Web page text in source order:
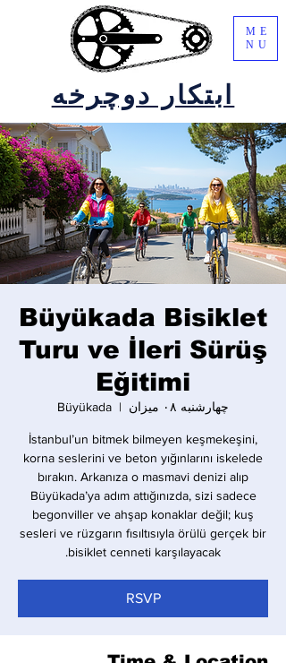
ابتکار دوچرخه
ME
NU
Büyükada Bisiklet
Turu ve İleri Sürüş
Eğitimi
چهارشنبه ۰۸ میزان
  |
Büyükada
İstanbul’un bitmek bilmeyen keşmekeşini,
korna seslerini ve beton yığınlarını iskelede
bırakın. Arkanıza o masmavi denizi alıp
Büyükada’ya adım attığınızda, sizi sadece
begonviller ve ahşap konaklar değil; kuş
sesleri ve rüzgarın fısıltısıyla örülü gerçek bir
bisiklet cenneti karşılayacak.
RSVP